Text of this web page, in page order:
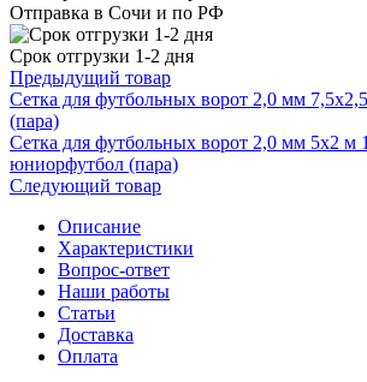
Отправка в Сочи и по РФ
Срок отгрузки 1-2 дня
Предыдущий товар
Сетка для футбольных ворот 2,0 мм
(пара)
Сетка для футбольных ворот 2,0 мм 5х2 м
юниорфутбол (пара)
Следующий товар
Описание
Характеристики
Вопрос-ответ
Наши работы
Статьи
Доставка
Оплата